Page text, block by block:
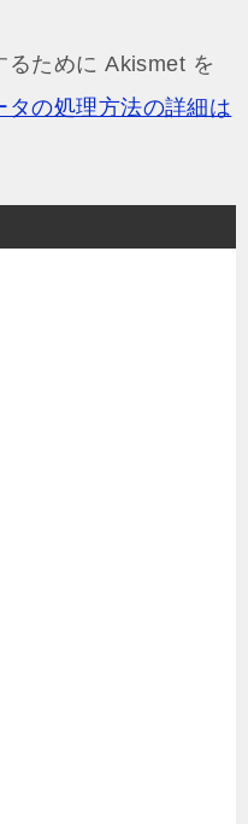
るために Akismet を
タの処理方法の詳細は